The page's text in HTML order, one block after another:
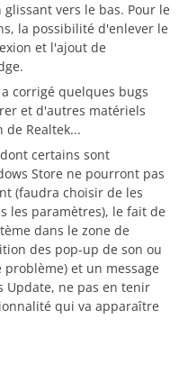
vers le bas. Pour le
la possibilité d'enlever le
et l'ajout de
corrigé quelques bugs
et d'autres matériels
de Realtek...
certains sont
Store ne pourront pas
(faudra choisir de les
les paramètres), le fait de
dans le zone de
des pop-up de son ou
et un message
Update, ne pas en tenir
qui va apparaître